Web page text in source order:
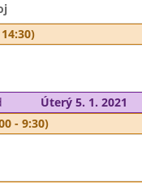
Úterý 5. 1. 2021
- 9:30)